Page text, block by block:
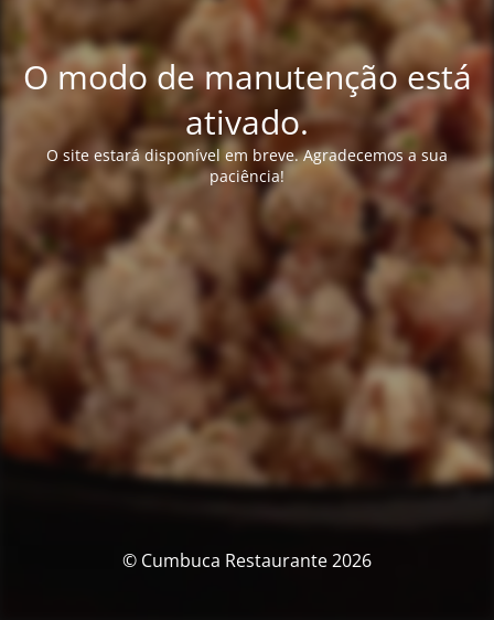
O modo de manutenção está
ativado.
O site estará disponível em breve. Agradecemos a sua
paciência!
© Cumbuca Restaurante 2026